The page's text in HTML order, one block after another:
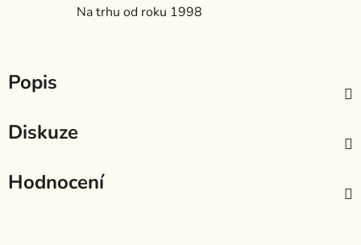
Na trhu od roku 1998
Popis
Diskuze
Hodnocení